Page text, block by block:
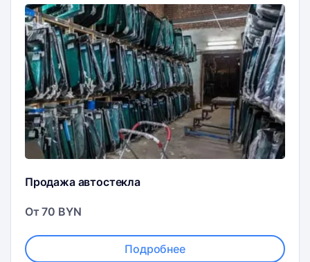
Продажа автостекла
От 70 BYN
Подробнее